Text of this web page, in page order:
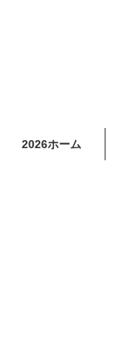
2026ホーム